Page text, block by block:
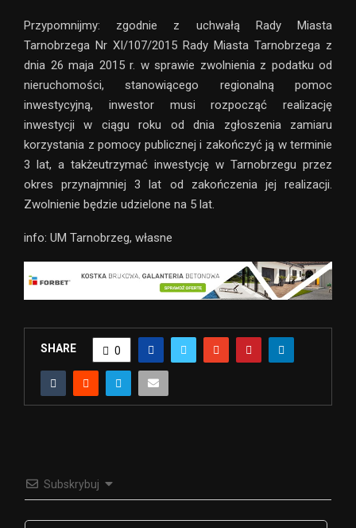
Przypomnijmy: zgodnie z uchwałą Rady Miasta
Tarnobrzega Nr XI/107/2015 Rady Miasta Tarnobrzega z
dnia 26 maja 2015 r. w sprawie zwolnienia z podatku od
nieruchomości, stanowiącego regionalną pomoc
inwestycyjną, inwestor musi rozpocząć realizację
inwestycji w ciągu roku od dnia zgłoszenia zamiaru
korzystania z pomocy publicznej i zakończyć ją w terminie
3 lat, a takżeutrzymać inwestycję w Tarnobrzegu przez
okres przynajmniej 3 lat od zakończenia jej realizacji.
Zwolnienie będzie udzielone na 5 lat.
info: UM Tarnobrzeg, własne
SHARE 0
Subskrybuj